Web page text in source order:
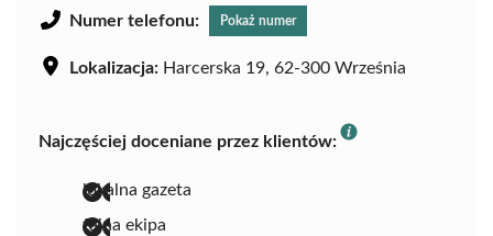
Numer telefonu: Pokaż numer
Lokalizacja: Harcerska 19, 62-300 Września
Najczęściej doceniane przez klientów:
lokalna gazeta
fajna ekipa